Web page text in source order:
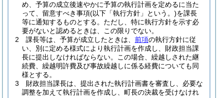
め、予算の成立後速やかに予算の執行計画を定めるに当た
って、留意すべき事項(以下「執行方針」という。)を課長
等に通知するものとする。 ただし、特に執行方針を示す必
要がないと認めるときは、この限りでない。
2
課長等は、予算が成立したときは、 前項の執行方針に従
い、別に定める様式により執行計画を作成し、財政担当課
長に提出しなければならない。
この場合、繰越しされた継
続費、繰越明許費及び事故繰越しに係る経費についても同
様とする。
3
財政担当課長は、提出された執行計画書を審査し、必要な
調整を加えて執行計画を作成し、町長の決裁を受けなけれ